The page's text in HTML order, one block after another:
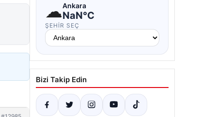
☁Ankara
NaN°C
ŞEHIR SEÇ
Bizi Takip Edin